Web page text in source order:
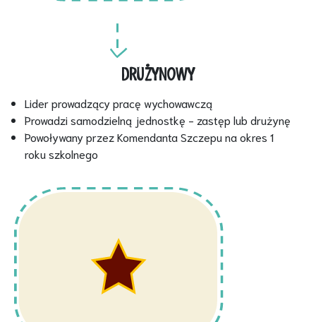
DRUŻYNOWY
Lider prowadzący pracę wychowawczą
Prowadzi samodzielną jednostkę - zastęp lub drużynę
Powoływany przez Komendanta Szczepu na okres 1
roku szkolnego